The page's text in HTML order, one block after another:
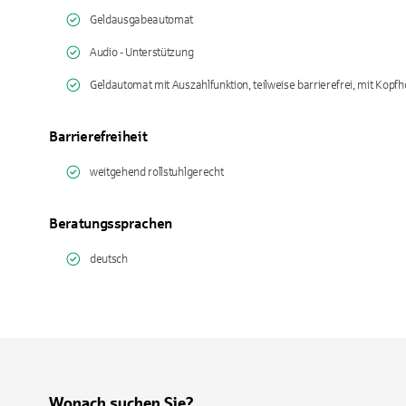
Geldausgabeautomat
Audio - Unterstützung
Geldautomat mit Auszahlfunktion, teilweise barrierefrei, mit
Barrierefreiheit
weitgehend rollstuhlgerecht
Beratungssprachen
deutsch